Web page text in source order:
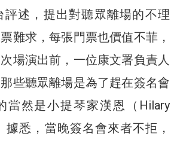
評述，提出對聽眾離場的不理
難求，每張門票也價值不菲，
場演出前，一位康文署負責人
些聽眾離場是為了趕在簽名會
當然是小提琴家漢恩（Hilary
據悉，當晚簽名會來者不拒，